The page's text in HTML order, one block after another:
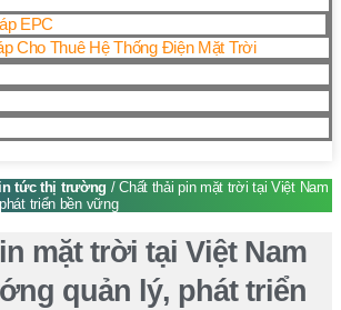
EPC
Cho Thuê Hệ Thống Điện Mặt Trời
tức thị trường / Chất thải pin mặt trời tại Việt Nam
triển bền vững
mặt trời tại Việt Nam
quản lý, phát triển